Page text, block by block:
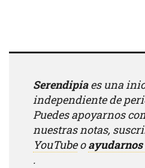
Serendipiaes una
independiente de
Puedes apoyarnos
nuestras notas,
YouTubeoayudarnos
.